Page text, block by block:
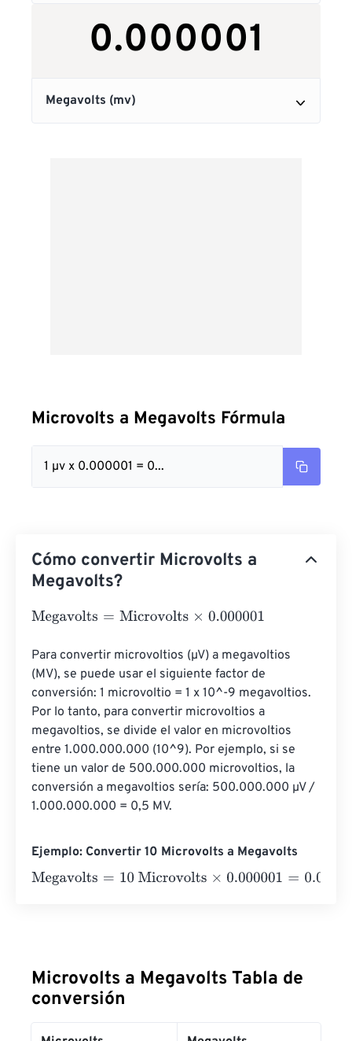
Microvolts a Megavolts Fórmula
1 µv x 0.000001 = 0...
Cómo convertir Microvolts a
Megavolts?
Megavolts= Microvolts×0.000001
Para convertir microvoltios (µV) a megavoltios
(MV), se puede usar el siguiente factor de
conversión: 1 microvoltio = 1 x 10^-9 megavoltios.
Por lo tanto, para convertir microvoltios a
megavoltios, se divide el valor en microvoltios
entre 1.000.000.000 (10^9). Por ejemplo, si se
tiene un valor de 500.000.000 microvoltios, la
conversión a megavoltios sería: 500.000.000 µV /
1.000.000.000 = 0,5 MV.
Ejemplo: Convertir 10 Microvolts a Megavolts
Megavolts= 10 Microvolts×0.000001=0.00001 Megavolts
Microvolts a Megavolts Tabla de
conversión